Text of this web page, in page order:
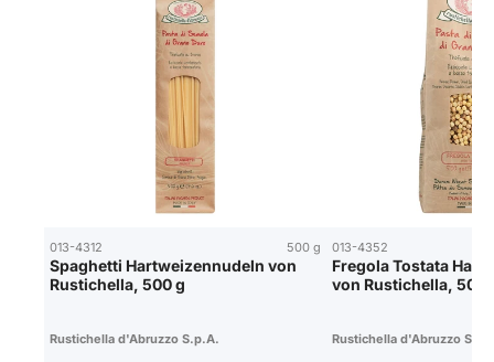
013-4312 500 g
Spaghetti Hartweizennudeln von
Rustichella, 500 g
Rustichella d'Abruzzo S.p.A.
013-4352
Fregola Tostata
von Rustichella, 500
Rustichella d'Abruzzo